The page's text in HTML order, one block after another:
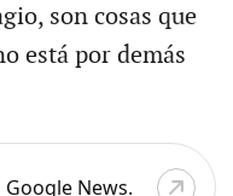
son cosas que
está por demás
Google News.